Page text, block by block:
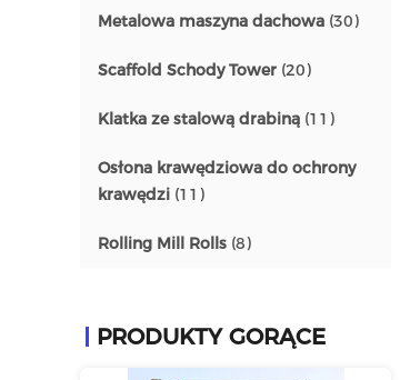
Metalowa maszyna dachowa (30)
Scaffold Schody Tower (20)
Klatka ze stalową drabiną (11)
Osłona krawędziowa do ochrony
krawędzi (11)
Rolling Mill Rolls (8)
PRODUKTY GORĄCE